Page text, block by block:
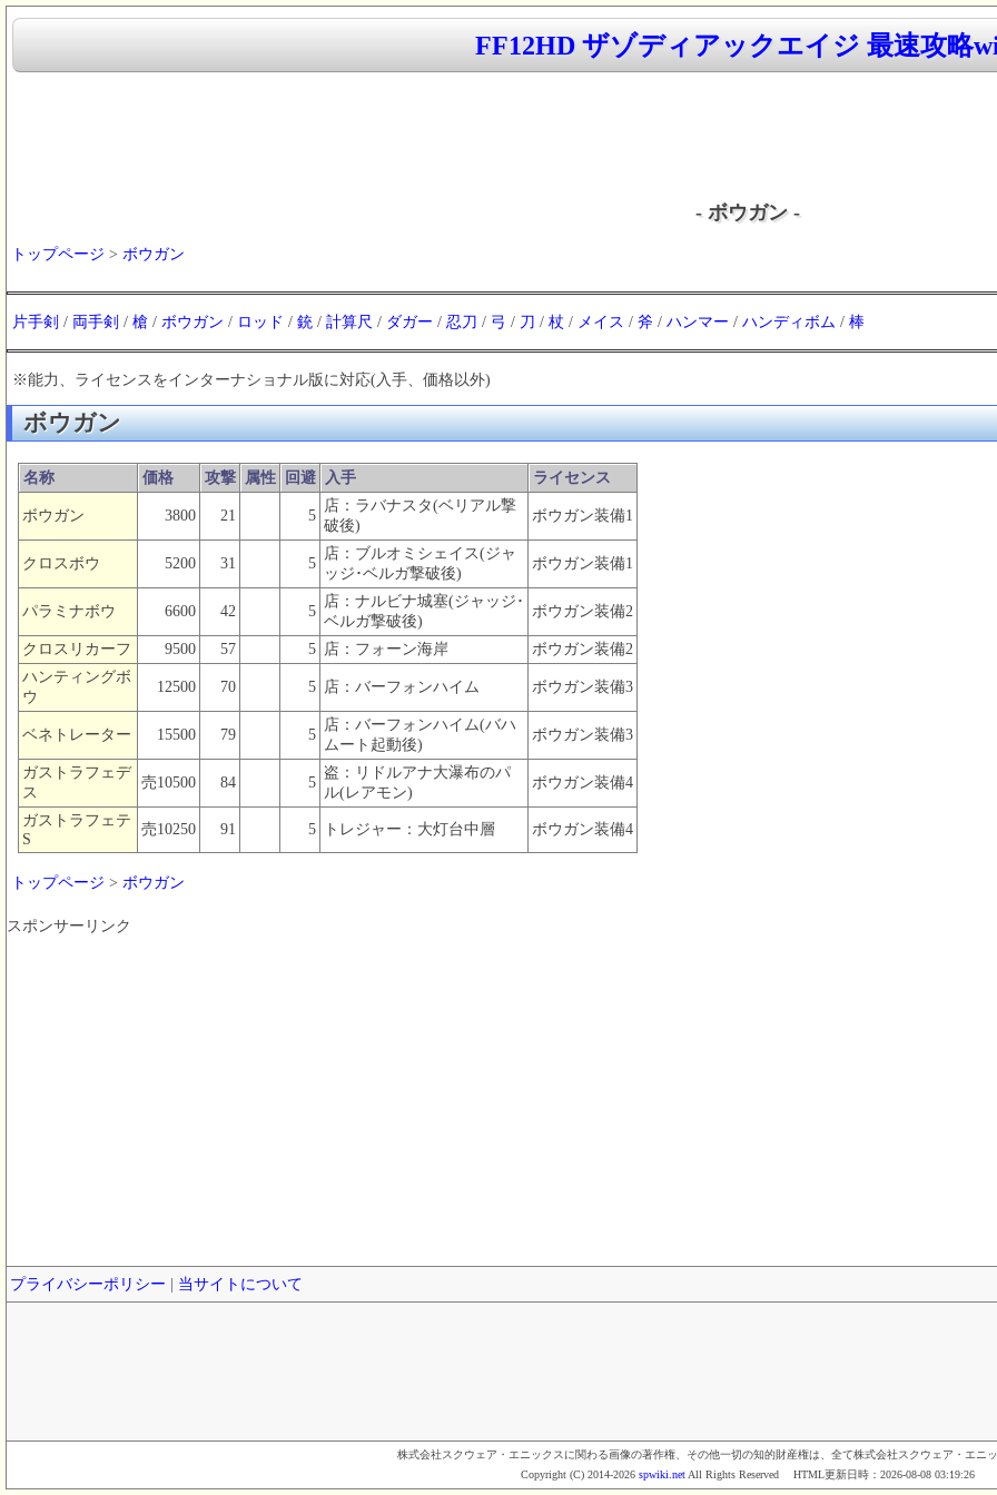
FF12HD ザゾディアックエイジ 最速攻略
- ボウガン -
トップページ > ボウガン
片手剣 / 両手剣 / 槍 / ボウガン / ロッド / 銃 / 計算尺 / ダガー / 忍刀 / 弓 / 刀 / 杖 / メイス / 斧 / ハンマー / ハンディボム / 棒
※能力、ライセンスをインターナショナル版に対応(入手、価格以外)
ボウガン
名称 価格 攻撃 属性 回避 入手 ライセンス
ボウガン 3800 21 5
店：ラバナスタ(ベリアル撃
破後)
ボウガン装備1
クロスボウ 5200 31 5
店：ブルオミシェイス(ジャ
ッジ･ベルガ撃破後)
ボウガン装備1
パラミナボウ 6600 42 5
店：ナルビナ城塞(ジャッジ･
ベルガ撃破後)
ボウガン装備2
クロスリカーフ 9500 57 5 店：フォーン海岸
ボウガン装備2
ハンティングボ
ウ
12500 70 5 店：バーフォンハイム ボウガン装備3
ベネトレーター 15500 79 5
店：バーフォンハイム(バハ
ムート起動後)
ボウガン装備3
ガストラフェデ
ス
売10500 84 5
盗：リドルアナ大瀑布のパ
ル(レアモン)
ボウガン装備4
ガストラフェテ
S
売10250 91 5 トレジャー：大灯台中層 ボウガン装備4
トップページ > ボウガン
スポンサーリンク
プライバシーポリシー 当サイトについて
株式会社スクウェア・エニックスに関わる画像の著作権、その他一切の知的財産権は、全て株式会社スクウェア・エニッ
Copyright (C) 2014-2026 spwiki.net All Rights Reserved HTML更新日時： 2026-08-08 03:19:26